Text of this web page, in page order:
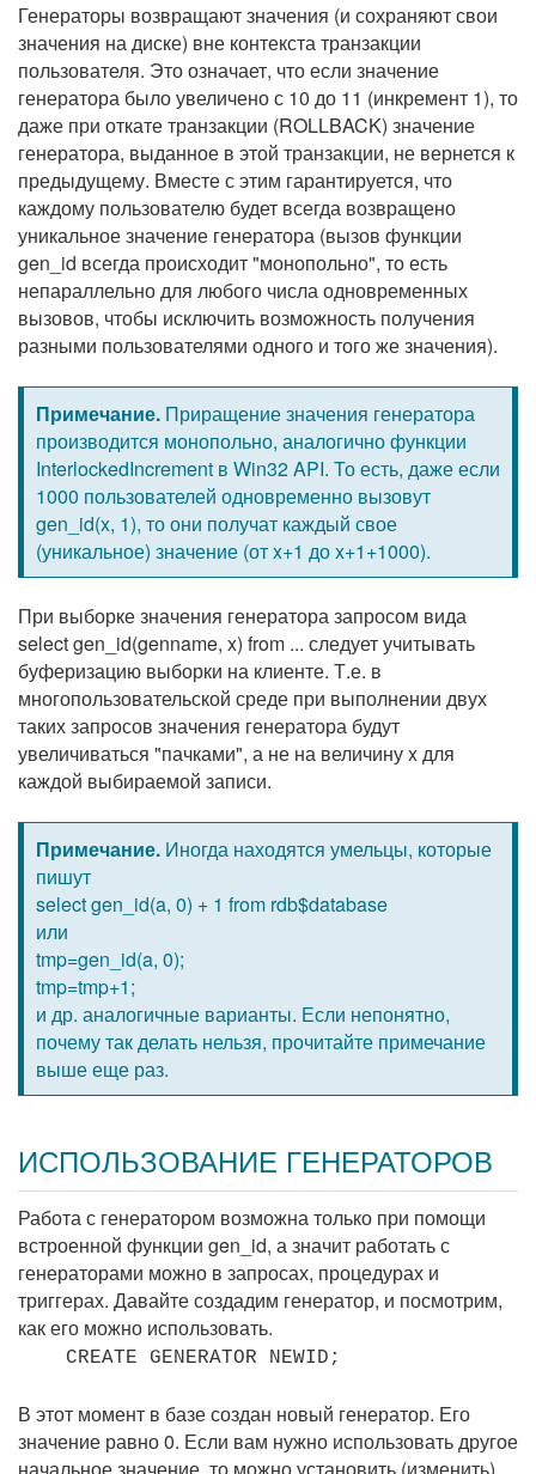
Генераторы возвращают значения (и сохраняют свои
значения на диске) вне контекста транзакции
пользователя. Это означает, что если значение
генератора было увеличено с 10 до 11 (инкремент 1), то
даже при откате транзакции (ROLLBACK) значение
генератора, выданное в этой транзакции, не вернется к
предыдущему. Вместе с этим гарантируется, что
каждому пользователю будет всегда возвращено
уникальное значение генератора (вызов функции
gen_id всегда происходит "монопольно", то есть
непараллельно для любого числа одновременных
вызовов, чтобы исключить возможность получения
разными пользователями одного и того же значения).
Примечание. Приращение значения генератора
производится монопольно, аналогично функции
InterlockedIncrement в Win32 API. То есть, даже если
1000 пользователей одновременно вызовут
gen_id(x, 1), то они получат каждый свое
(уникальное) значение (от x+1 до x+1+1000).
При выборке значения генератора запросом вида
select gen_id(genname, x) from ... следует учитывать
буферизацию выборки на клиенте. Т.е. в
многопользовательской среде при выполнении двух
таких запросов значения генератора будут
увеличиваться "пачками", а не на величину x для
каждой выбираемой записи.
Примечание. Иногда находятся умельцы, которые
пишут
select gen_id(a, 0) + 1 from rdb$database
или
tmp=gen_id(a, 0);
tmp=tmp+1;
и др. аналогичные варианты. Если непонятно,
почему так делать нельзя, прочитайте примечание
выше еще раз.
ИСПОЛЬЗОВАНИЕ ГЕНЕРАТОРОВ
Работа с генератором возможна только при помощи
встроенной функции gen_id, а значит работать с
генераторами можно в запросах, процедурах и
триггерах. Давайте создадим генератор, и посмотрим,
как его можно использовать.
CREATE GENERATOR NEWID;
В этот момент в базе создан новый генератор. Его
значение равно 0. Если вам нужно использовать другое